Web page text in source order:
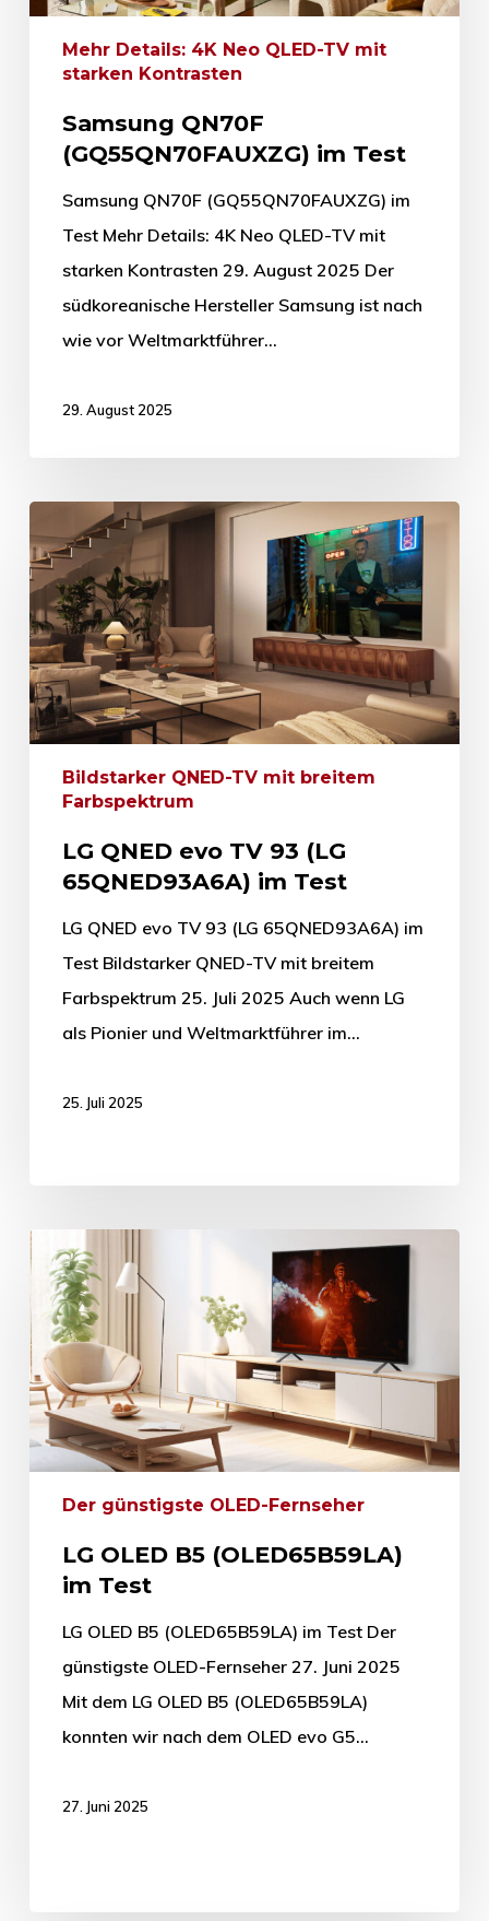
Mehr Details: 4K Neo QLED-TV mit
starken Kontrasten
Samsung QN70F
(GQ55QN70FAUXZG) im Test
Samsung QN70F (GQ55QN70FAUXZG) im
Test Mehr Details: 4K Neo QLED-TV mit
starken Kontrasten 29. August 2025 Der
südkoreanische Hersteller Samsung ist nach
wie vor Weltmarktführer…
29. August 2025
Bildstarker QNED-TV mit breitem
Farbspektrum
LG QNED evo TV 93 (LG
65QNED93A6A) im Test
LG QNED evo TV 93 (LG 65QNED93A6A) im
Test Bildstarker QNED-TV mit breitem
Farbspektrum 25. Juli 2025 Auch wenn LG
als Pionier und Weltmarktführer im…
25. Juli 2025
Der günstigste OLED-Fernseher
LG OLED B5 (OLED65B59LA)
im Test
LG OLED B5 (OLED65B59LA) im Test Der
günstigste OLED-Fernseher 27. Juni 2025
Mit dem LG OLED B5 (OLED65B59LA)
konnten wir nach dem OLED evo G5…
27. Juni 2025